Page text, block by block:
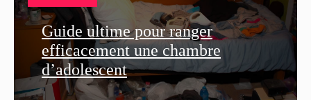
Guide ultime pour ranger
efficacement une chambre
d’adolescent